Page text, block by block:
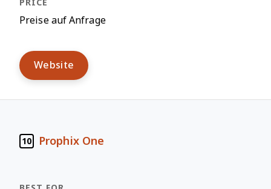
Preise auf Anfrage
Website
10 Prophix One